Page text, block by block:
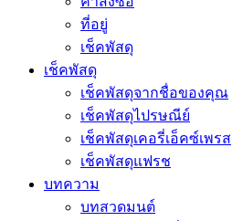
ที่อยู่
เช็คพัสดุ
เช็คพัสดุ
เช็คพัสดุจากชื่อของคุณ
เช็คพัสดุไปรษณีย์
เช็คพัสดุเคอรี่เอ็คซ์เพรส
เช็คพัสดุแฟรช
บทความ
บทสวดมนต์